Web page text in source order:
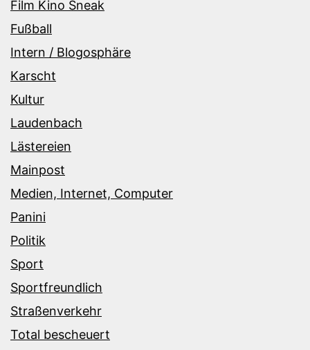
Film Kino Sneak
Fußball
Intern / Blogosphäre
Karscht
Kultur
Laudenbach
Lästereien
Mainpost
Medien, Internet, Computer
Panini
Politik
Sport
Sportfreundlich
Straßenverkehr
Total bescheuert